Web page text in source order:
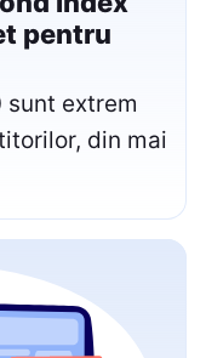
pentru
sunt extrem
din mai